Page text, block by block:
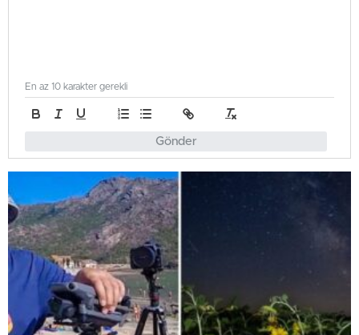
Gönder
En az 10 karakter gerekli